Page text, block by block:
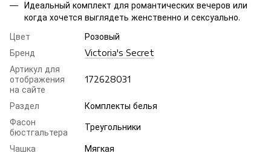
Идеальный комплект для романтических вечеров или
когда хочется выглядеть женственно и сексуально.
Цвет
Розовый
Бренд
Victoria's Secret
Артикул для
отображения
на сайте
172628031
Раздел
Комплекты белья
Фасон
бюстгальтера
Треугольники
Чашка
Мягкая